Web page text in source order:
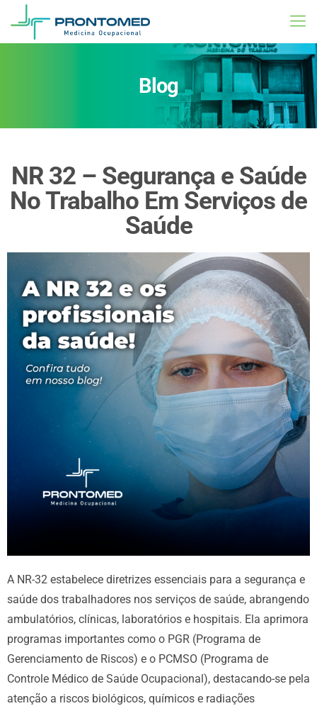
Blog
NR 32 – Segurança e Saúde
No Trabalho Em Serviços de
Saúde
A NR-32 estabelece diretrizes essenciais para a segurança e
saúde dos trabalhadores nos serviços de saúde, abrangendo
ambulatórios, clínicas, laboratórios e hospitais. Ela aprimora
programas importantes como o PGR (Programa de
Gerenciamento de Riscos) e o PCMSO (Programa de
Controle Médico de Saúde Ocupacional), destacando-se pela
atenção a riscos biológicos, químicos e radiações